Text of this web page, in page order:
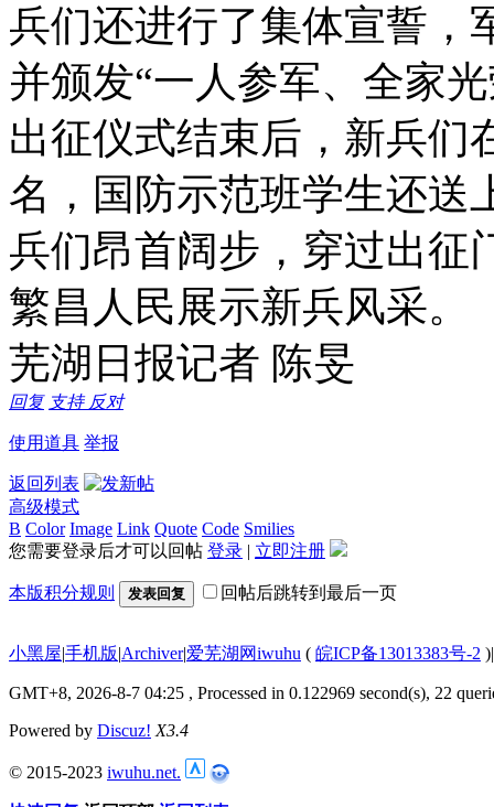
兵们还进行了集体宣誓，
并颁发“一人参军、全家
出征仪式结束后，新兵们
名，国防示范班学生还送
兵们昂首阔步，穿过出征
繁昌人民展示新兵风采。
芜湖日报记者 陈旻
回复 支持 反对
使用道具 举报
返回列表
高级模式
B Color Image Link Quote Code Smilies
您需要登录后才可以回帖 登录 | 立即注册
本版积分规则 发表回复 回帖后跳转到最后一页
小黑屋|手机版|Archiver|爱芜湖网iwuhu ( 皖ICP备13013383号-2 )|
GMT+8, 2026-8-7 04:25 , Processed in 0.122969 second(s), 22
Powered by Discuz! X3.4
© 2015-2023 iwuhu.net.